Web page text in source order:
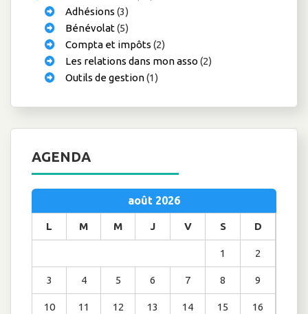
Adhésions (3)
Bénévolat(5)
Compta et impôts (2)
Les relations dans mon asso (2)
Outils de gestion(1)
AGENDA
août 2026
L M M J V S D
1 2
3 4 5 6 7 8 9
10 11 12 13 14 15 16